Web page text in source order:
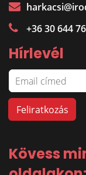
+36 30 644
Hírlevél
Kövess